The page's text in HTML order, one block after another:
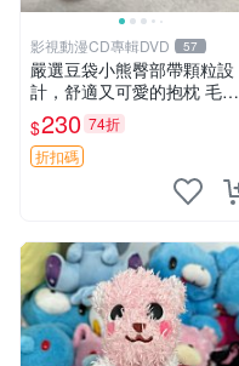
影視動漫CD專輯DVD 57
嚴選豆袋小熊臀部帶顆粒設
計，舒適又可愛的抱枕 毛絨
抱枕、臀部按摩、坐墊
$230 74折
折扣碼